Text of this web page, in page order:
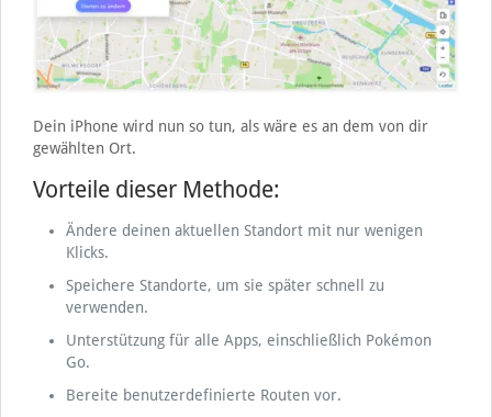
Dein iPhone wird nun so tun, als wäre es an dem von dir
gewählten Ort.
Vorteile dieser Methode:
Ändere deinen aktuellen Standort mit nur wenigen
Klicks.
Speichere Standorte, um sie später schnell zu
verwenden.
Unterstützung für alle Apps, einschließlich Pokémon
Go.
Bereite benutzerdefinierte Routen vor.